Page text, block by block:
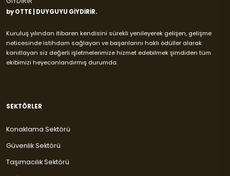
by OTTE | DUYGUYU GİYDİRİR.
Kuruluş yılından itibaren kendisini sürekli yenileyerek gelişen, gelişme
neticesinde istihdam sağlayan ve başarılarını haklı ödüller alarak
kanıtlayan siz değerli işletmelerimize hizmet edebilmek şimdiden tüm
ekibimizi heyecanlandırmış durumda.
SEKTÖRLER
Konaklama Sektörü
Güvenlik Sektörü
Taşımacılık Sektörü